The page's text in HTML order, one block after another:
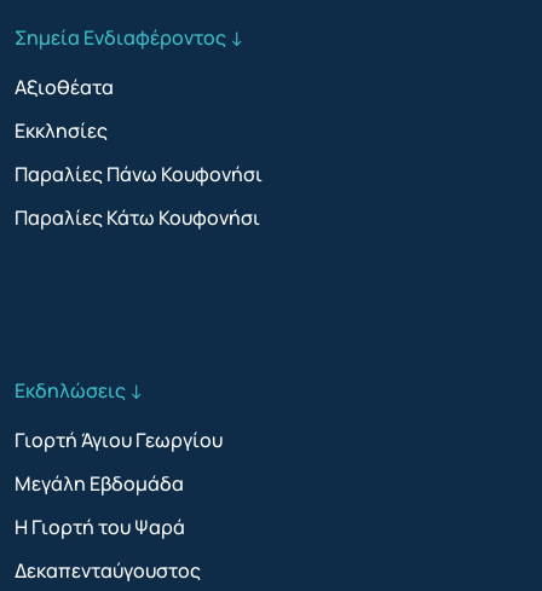
Σημεία Ενδιαφέροντος ↓
Αξιοθέατα
Εκκλησίες
Παραλίες Πάνω Κουφονήσι
Παραλίες Κάτω Κουφονήσι
Εκδηλώσεις ↓
Γιορτή Άγιου Γεωργίου
Μεγάλη Εβδομάδα
Η Γιορτή του Ψαρά
Δεκαπενταύγουστος